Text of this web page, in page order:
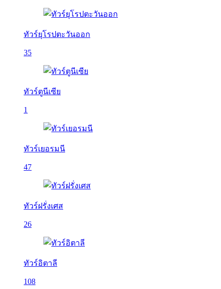
ทัวร์ยุโรปตะวันออก
35
ทัวร์ตูนีเซีย
1
ทัวร์เยอรมนี
47
ทัวร์ฝรั่งเศส
26
ทัวร์อิตาลี
108